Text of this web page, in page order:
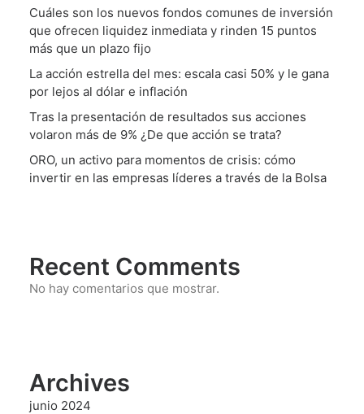
Cuáles son los nuevos fondos comunes de inversión
que ofrecen liquidez inmediata y rinden 15 puntos
más que un plazo fijo
La acción estrella del mes: escala casi 50% y le gana
por lejos al dólar e inflación
Tras la presentación de resultados sus acciones
volaron más de 9% ¿De que acción se trata?
ORO, un activo para momentos de crisis: cómo
invertir en las empresas líderes a través de la Bolsa
Recent Comments
No hay comentarios que mostrar.
Archives
junio 2024